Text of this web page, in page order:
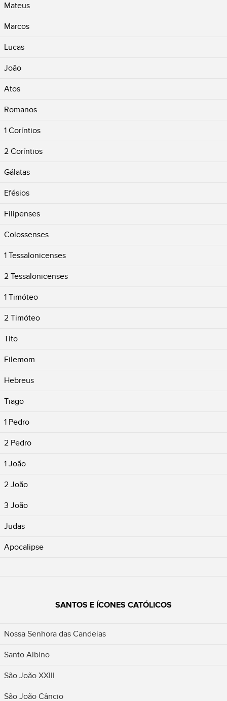
Mateus
Marcos
Lucas
João
Atos
Romanos
1 Coríntios
2 Coríntios
Gálatas
Efésios
Filipenses
Colossenses
1 Tessalonicenses
2 Tessalonicenses
1 Timóteo
2 Timóteo
Tito
Filemom
Hebreus
Tiago
1 Pedro
2 Pedro
1 João
2 João
3 João
Judas
Apocalipse
SANTOS E ÍCONES CATÓLICOS
Nossa Senhora das Candeias
Santo Albino
São João XXIII
São João Câncio